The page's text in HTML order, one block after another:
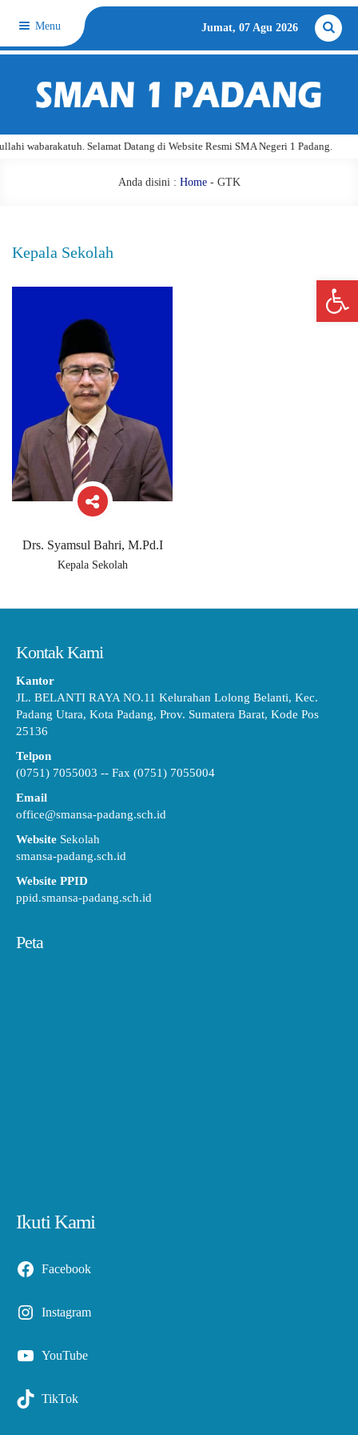
Menu Jumat, 07 Agu 2026
wabarakatuh. Selamat Datang di Website Resmi SMA Negeri 1 Padang.
Anda disini : Home- GTK
Kepala Sekolah
Drs. Syamsul Bahri, M.Pd.I
Kepala Sekolah
Kontak Kami
Kantor
JL. BELANTI RAYA NO.11 Kelurahan Lolong Belanti, Kec.
Padang Utara, Kota Padang, Prov. Sumatera Barat, Kode Pos
25136
Telpon
(0751) 7055003 -- Fax (0751) 7055004
Email
office@smansa-padang.sch.id
Website Sekolah
smansa-padang.sch.id
Website PPID
ppid.smansa-padang.sch.id
Peta
Ikuti Kami
Facebook
Instagram
YouTube
TikTok